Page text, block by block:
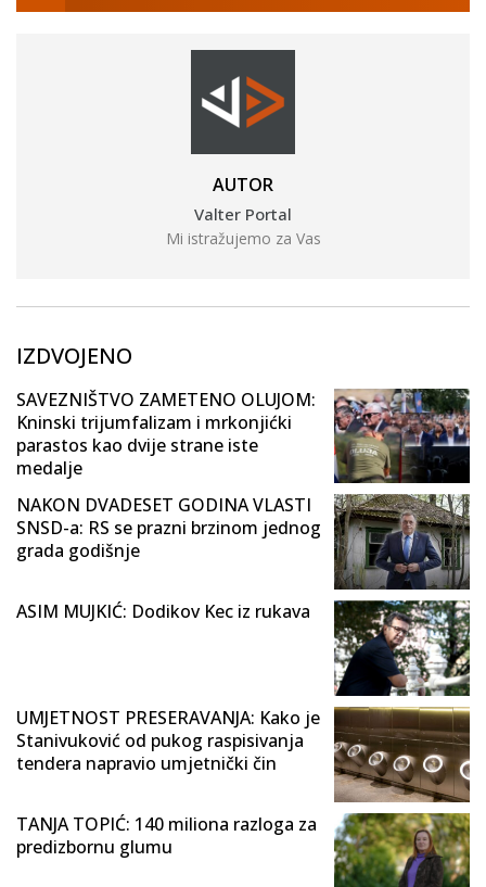
AUTOR
Valter Portal
Mi istražujemo za Vas
IZDVOJENO
SAVEZNIŠTVO ZAMETENO OLUJOM:
Kninski trijumfalizam i mrkonjićki
parastos kao dvije strane iste
medalje
NAKON DVADESET GODINA VLASTI
SNSD-a: RS se prazni brzinom jednog
grada godišnje
ASIM MUJKIĆ: Dodikov Kec iz rukava
UMJETNOST PRESERAVANJA: Kako je
Stanivuković od pukog raspisivanja
tendera napravio umjetnički čin
TANJA TOPIĆ: 140 miliona razloga za
predizbornu glumu